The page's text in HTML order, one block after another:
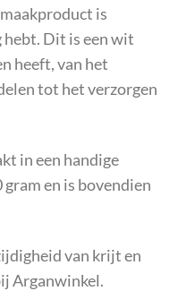
is
Dit is een wit
heeft, van het
tot het verzorgen
in een handige
en is bovendien
van krijt en
Arganwinkel.